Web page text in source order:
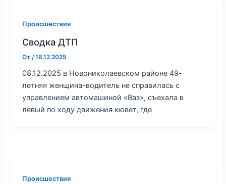
Происшествия
Сводка ДТП
От /16.12.2025
08.12.2025 в Новониколаевском районе 49-
летняя женщина-водитель не справилась с
управлением автомашиной «Ваз», съехала в
левый по ходу движения кювет, где
Происшествия